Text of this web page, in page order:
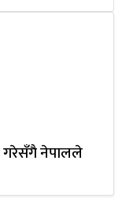
गरेसँगै नेपालले